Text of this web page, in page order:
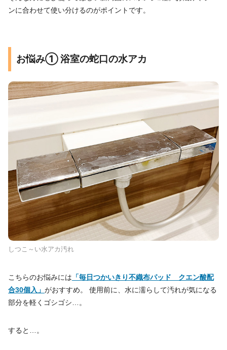
ンに合わせて使い分けるのがポイントです。
お悩み① 浴室の蛇口の水アカ
しつこ～い水アカ汚れ
こちらのお悩みには 「毎日つかいきり不織布パッド クエン酸配
合30個入」 がおすすめ。 使用前に、水に濡らして汚れが気になる
部分を軽くゴシゴシ…。
すると…。